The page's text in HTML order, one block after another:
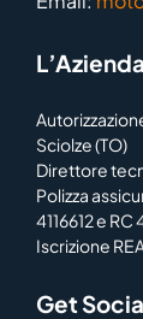
L’Azienda
Sciolze (TO)
Direttore
Polizza
4116612 e RC
Iscrizione
Get